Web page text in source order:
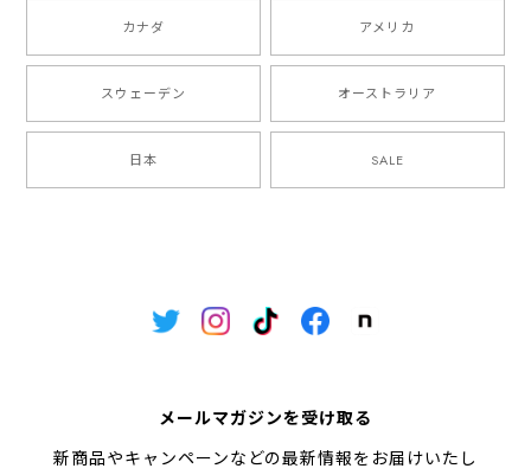
カナダ アメリカ
スウェーデン オーストラリア
日本 SALE
メールマガジンを受け取る
新商品やキャンペーンなどの最新情報をお届けいたし